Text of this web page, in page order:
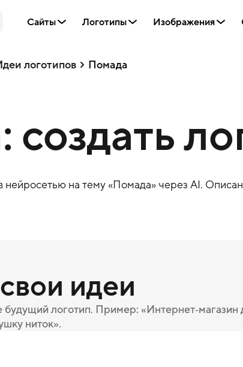
Сайты Логотипы Изображения
логотипов Помада
на тему «Помада» через AI.
идеи
будущий логотип. Пример:
ниток».